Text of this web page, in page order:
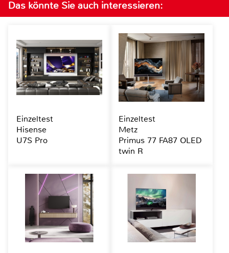
Das könnte Sie auch interessieren:
Einzeltest
Hisense
U7S Pro
Einzeltest
Metz
Primus 77 FA87 OLED
twin R